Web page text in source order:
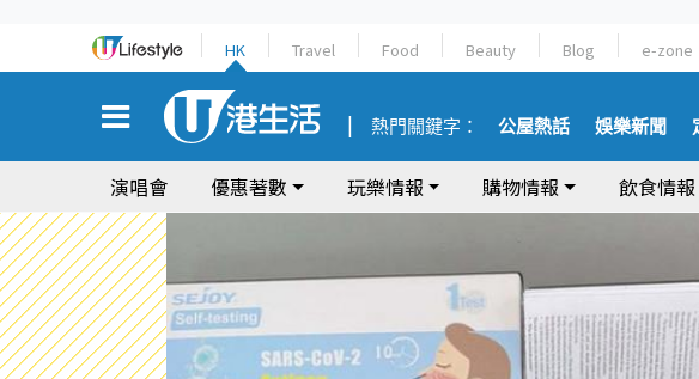
HK Travel Food Beauty Blog e-zone
熱門關鍵字： 公屋熱話 娛樂新聞
演唱會 優惠著數 玩樂情報 購物情報 飲食情報